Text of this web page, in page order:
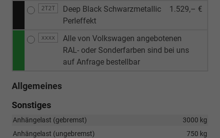
2T2T
Deep Black Schwarzmetallic
Perleffekt
1.529,– €
xxxx
Alle von Volkswagen angebotenen
RAL- oder Sonderfarben sind bei uns
auf Anfrage bestellbar
Allgemeines
Sonstiges
Anhängelast (gebremst)
3000 kg
Anhängelast (ungebremst)
750 kg